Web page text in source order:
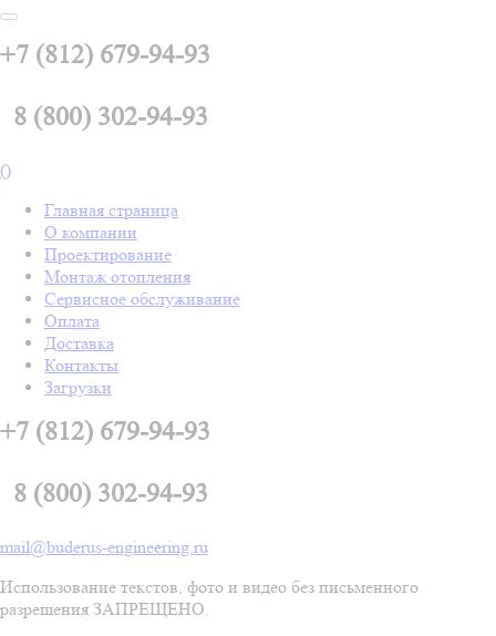
+7 (812) 679-94-93
8 (800) 302-94-93
()
Главная страница
О компании
Проектирование
Монтаж отопления
Сервисное обслуживание
Оплата
Доставка
Контакты
Загрузки
+7 (812) 679-94-93
8 (800) 302-94-93
mail@buderus-engineering.ru
Использование текстов, фото и видео без письменного
разрешения ЗАПРЕЩЕНО.